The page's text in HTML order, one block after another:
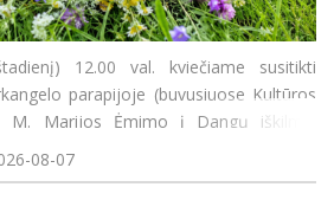
12.00 val. kviečiame susitikti
parapijoje (buvusiuose Kultūros
M. Marijos Ėmimo į Dangų iškilmę.
Šv. Mišios, laiminamas metų derli
08-07